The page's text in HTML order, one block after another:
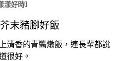
漾好時】
末豬腳好飯
清香的青醬燉飯，連長輩都說
很好。